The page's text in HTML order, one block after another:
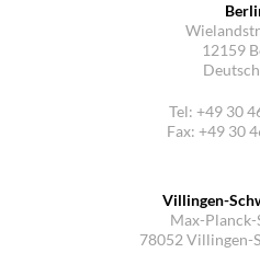
12159
Tel: +49 30
Fax: +49 30
Villingen-
Max-Planck-
78052 Villingen-